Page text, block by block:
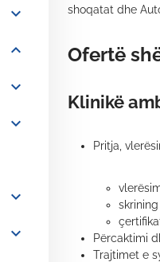
expand_more
expand_more
expand_more
expand_more
expand_more
expand_more
shoqatat dhe
Ofertë
Klinikë
Pritja,
Përcaktimi
Trajtimet e